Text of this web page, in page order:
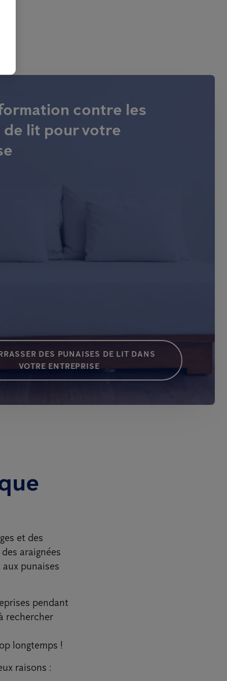
contre les
de lit pour votre
DES PUNAISES DE LIT DANS
VOTRE ENTREPRISE
et des
araignées
punaises
pendant
rechercher
longtemps !
raisons :